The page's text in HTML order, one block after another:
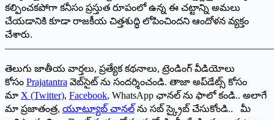
కల్పించకపోగా కనీసం ప్రస్తుత రూపంలో ఉన్న ఈ చట్టాన్ని అమలు
చేయడానికి కూడా రాజకీయ చిత్తశుద్ధి లోపించిందని ఆందోళన వ్యక్తం
చేశారు.
తెలుగు జాతీయ వార్తలు, ప్రత్యేక కథనాలు, ట్రెండింగ్ వీడియోలు
కోసం Prajatantra వెబ్‌సైట్ ను సందర్శించండి. తాజా అప్‌డేట్స్ కోసం
మా X (Twitter), Facebook, WhatsApp ఛానల్ ను ఫాలో కండి.. అలాగే
మా ప్రజాతంత్ర, యూట్యూబ్ చానల్ ను సబ్ స్క్రైబ్ చేసుకోండి.. మీ